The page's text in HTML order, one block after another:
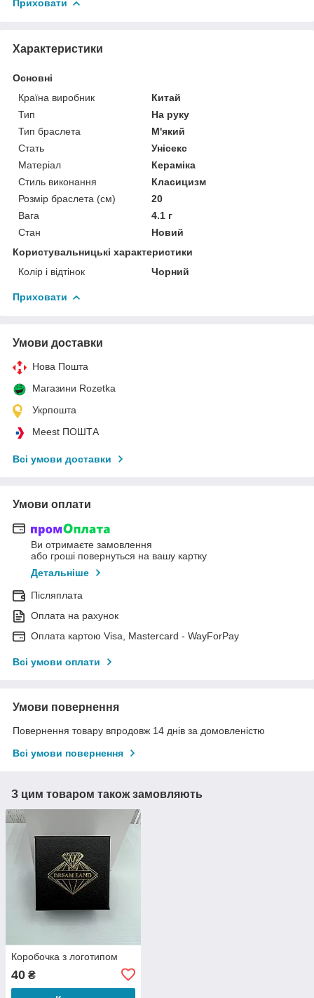
Приховати
Характеристики
Основні
Країна виробник
Китай
Тип
На руку
Тип браслета
М'який
Стать
Унісекс
Матеріал
Кераміка
Стиль виконання
Класицизм
Розмір браслета (см)
20
Вага
4.1 г
Стан
Новий
Користувальницькі характеристики
Колір і відтінок
Чорний
Приховати
Умови доставки
Нова Пошта
Магазини Rozetka
Укрпошта
Meest ПОШТА
Всі умови доставки
Умови оплати
Ви отримаєте замовлення
або гроші повернуться на вашу картку
Детальніше
Післяплата
Оплата на рахунок
Оплата картою Visa, Mastercard - WayForPay
Всі умови оплати
Умови повернення
Повернення товару впродовж 14 днів за домовленістю
Всі умови повернення
З цим товаром також замовляють
Коробочка з логотипом
40 ₴